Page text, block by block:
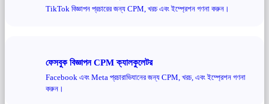
TikTok বিজ্ঞাপন প্রচারের জন্য CPM, খরচ এবং ইম্প্রেশন গণনা করুন।
ফেসবুক বিজ্ঞাপন CPM ক্যালকুলেটর
Facebook এবং Meta প্রচারাভিযানের জন্য CPM, খরচ, এবং ইম্প্রেশন গণনা
করুন।